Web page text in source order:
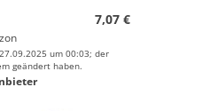
7,07 €
um 00:03; der
geändert haben.